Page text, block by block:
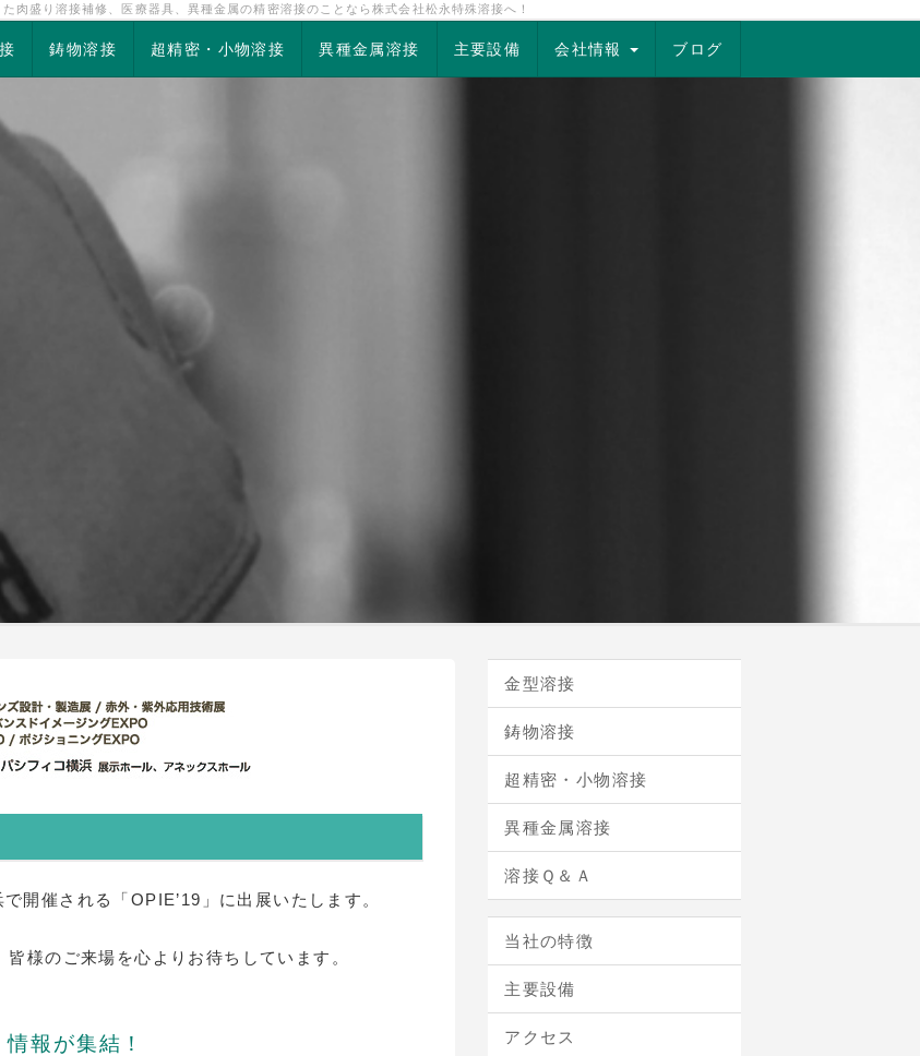
肉盛り溶接補修、医療器具、異種金属の精密溶接のことなら株式会社松永特殊溶接へ！
鋳物溶接 超精密・小物溶接 異種金属溶接 主要設備 会社情報 ブログ
開催される「OPIE’19」に出展いたします。
皆様のご来場を心よりお待ちしています。
報が集結！
金型溶接
鋳物溶接
超精密・小物溶接
異種金属溶接
溶接Ｑ＆Ａ
当社の特徴
主要設備
アクセス